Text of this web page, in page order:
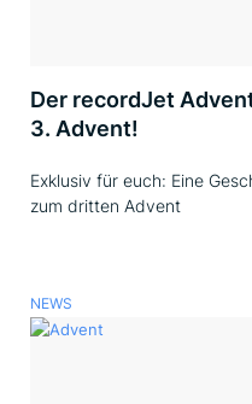
Der recordJet
3. Advent!
Exklusiv für euch: Eine
zum dritten Advent
NEWS